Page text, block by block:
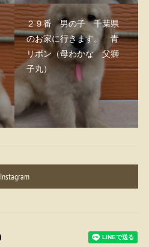
２９番 男の子 千葉県
のお家に行きます。 青
リボン（母わかな 父獅
子丸）
Instagram